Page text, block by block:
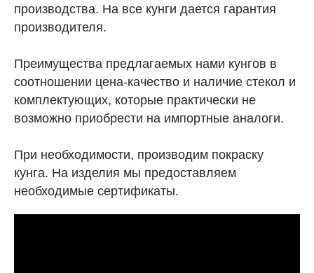
производства. На все кунги дается гарантия
производителя.
Преимущества предлагаемых нами кунгов в
соотношении цена-качество и наличие стекол и
комплектующих, которые практически не
возможно приобрести на импортные аналоги.
При необходимости, производим покраску
кунга. На изделия мы предоставляем
необходимые сертификаты.